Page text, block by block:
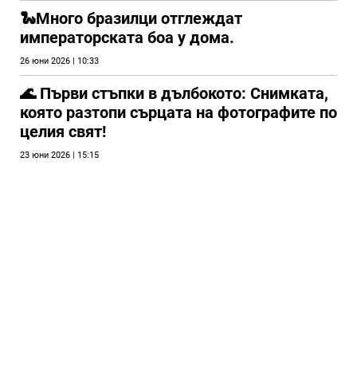
🐍Много бразилци отглеждат
императорската боа у дома.
26 юни 2026 | 10:33
🌊 Първи стъпки в дълбокото: Снимката,
която разтопи сърцата на фотографите по
целия свят!
23 юни 2026 | 15:15